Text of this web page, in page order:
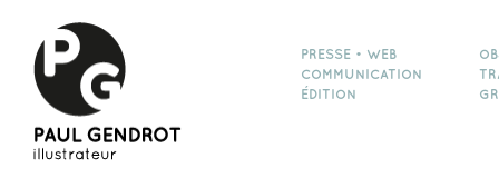
PRESSE • WEB
COMMUNICATION
ÉDITION